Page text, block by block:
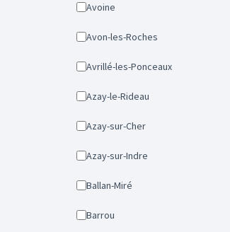
Avoine
Avon-les-Roches
Avrillé-les-Ponceaux
Azay-le-Rideau
Azay-sur-Cher
Azay-sur-Indre
Ballan-Miré
Barrou